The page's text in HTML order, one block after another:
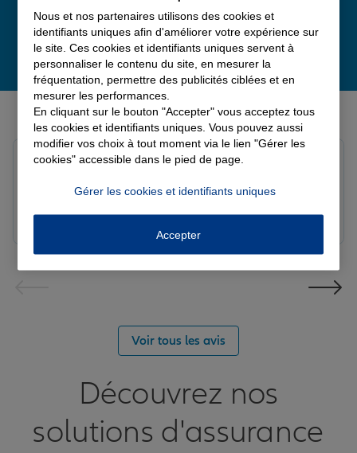
Derniers avis de nos agences Allianz
Le 04/08/2026 - Agence BETHUNE SULLY
solange c.
Voir tous les avis
Découvrez nos
solutions d'assurance
Nous et nos partenaires utilisons des cookies et
identifiants uniques afin d'améliorer votre expérience sur
le site. Ces cookies et identifiants uniques servent à
personnaliser le contenu du site, en mesurer la
fréquentation, permettre des publicités ciblées et en
mesurer les performances.
En cliquant sur le bouton "Accepter" vous acceptez tous
les cookies et identifiants uniques. Vous pouvez aussi
modifier vos choix à tout moment via le lien "Gérer les
cookies" accessible dans le pied de page.
Gérer les cookies et identifiants uniques
Accepter